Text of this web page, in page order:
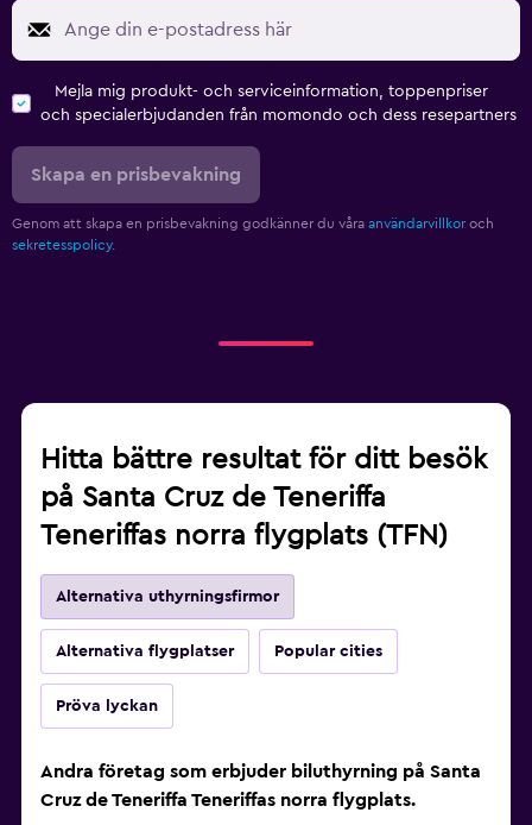
Mejla mig produkt- och serviceinformation, toppenpriser
och specialerbjudanden från momondo och dess resepartners
Skapa en prisbevakning
Genom att skapa en prisbevakning godkänner du våra användarvillkor och
sekretesspolicy.
Hitta bättre resultat för ditt besök
på Santa Cruz de Teneriffa
Teneriffas norra flygplats (TFN)
Alternativa uthyrningsfirmor
Alternativa flygplatser Popular cities
Pröva lyckan
Andra företag som erbjuder biluthyrning på Santa
Cruz de Teneriffa Teneriffas norra flygplats.